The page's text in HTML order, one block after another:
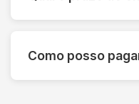
necessidades, com
Entre em contato
Oferecemos
express.
Como posso